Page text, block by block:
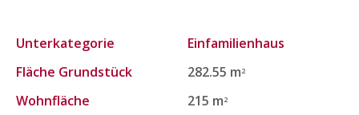
Unterkategorie
Einfamilienhaus
Fläche Grundstück
282.55 m2
Wohnfläche 215 m2